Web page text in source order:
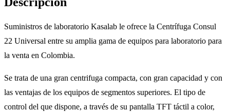
Suministros de laboratorio Kasalab le ofrece la Centrífuga Consul
22 Universal entre su amplia gama de equipos para laboratorio para
la venta en Colombia.
Se trata de una gran centrifuga compacta, con gran capacidad y con
las ventajas de los equipos de segmentos superiores. El tipo de
control del que dispone, a través de su pantalla TFT táctil a color,